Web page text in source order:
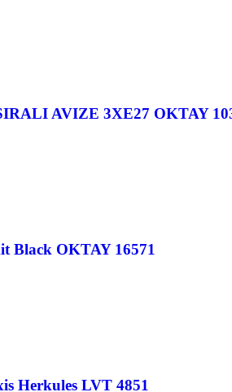
AVIZE 3XE27 OKTAY
Black OKTAY 16571
Herkules LVT 4851